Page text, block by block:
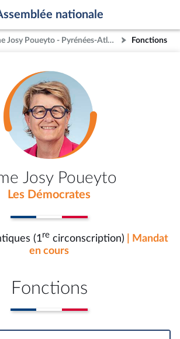
nationale
Mme Josy Poueyto - Pyrénées-Atlantiques (1re circonscription) Fonctions
Josy Poueyto
Les Démocrates
(1re circonscription)
| Mandat
en cours
Fonctions